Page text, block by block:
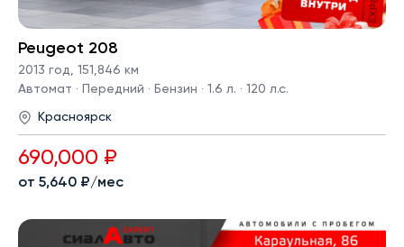
Peugeot 208
2013 год, 151,846 км
Автомат · Передний · Бензин · 1.6 л. · 120 л.с.
Красноярск
690,000 ₽
от 5,640 ₽/мес